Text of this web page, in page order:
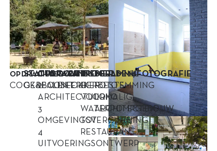
OPDRACHTGEVER
COOK&BOON
STATUS
GEREALISEERD
OPDRACHT
2
ARCHITECTUUR
3
OMGEVINGSVERGUNNING
4
UITVOERINGSONTWERP
LOCATIE
LENT
AANNEMER
FOKKER
PROGRAMMA
HERBESTEMMING
VOORMALIG
WATERPOMPGEBOUW
TOT
RESTAURANT
BEELDEN/FOTOGRAFIE
FOTO’S:
LOKO
ARCHITECTEN